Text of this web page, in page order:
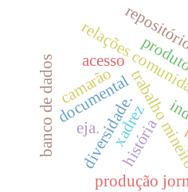
relaçõestrabalho
documental
produção
história
diversidade.
banco de dados camarão
xadrez
eja.
acesso